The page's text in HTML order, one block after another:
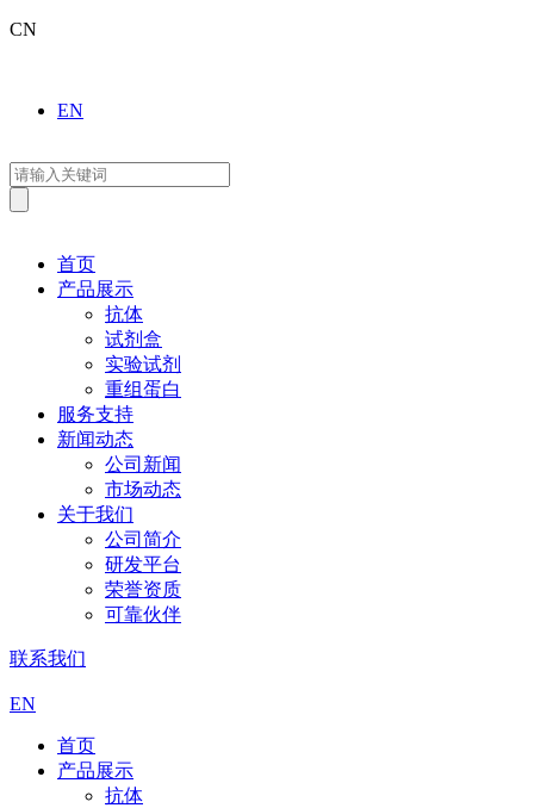
CN
EN
首页
产品展示
抗体
试剂盒
实验试剂
重组蛋白
服务支持
新闻动态
公司新闻
市场动态
关于我们
公司简介
研发平台
荣誉资质
可靠伙伴
联系我们
EN
首页
产品展示
抗体